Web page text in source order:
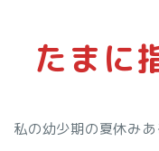
たまに
私の幼少期の夏休み